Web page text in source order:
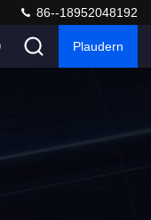
86--18952048192
Plaudern